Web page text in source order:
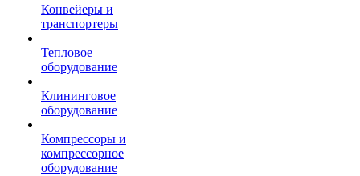
Конвейеры и
транспортеры
Тепловое
оборудование
Клининговое
оборудование
Компрессоры и
компрессорное
оборудование